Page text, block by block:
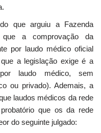
que arguiu a Fazenda
a comprovação da
por laudo médico oficial
a legislação exige é a
laudo médico, sem
ou privado). Ademais, a
laudos médicos da rede
que os da rede
do seguinte julgado: